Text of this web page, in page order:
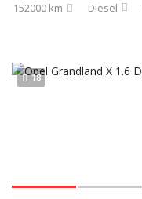
152000 km Diesel
18